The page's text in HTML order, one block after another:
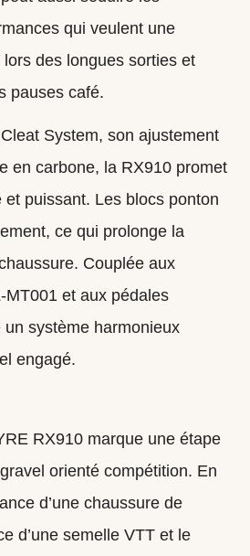
qui veulent une
des longues sorties et
pauses café.
System, son ajustement
en carbone, la RX910 promet
et puissant. Les blocs ponton
ce qui prolonge la
Couplée aux
et aux pédales
un système harmonieux
engagé.
RX910 marque une étape
orienté compétition. En
d’une chaussure de
d’une semelle VTT et le